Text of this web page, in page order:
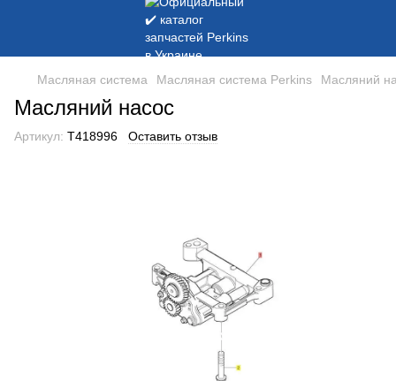
Масляная система Масляная система Perkins Масляний
Масляний насос
Артикул: T418996 Оставить отзыв